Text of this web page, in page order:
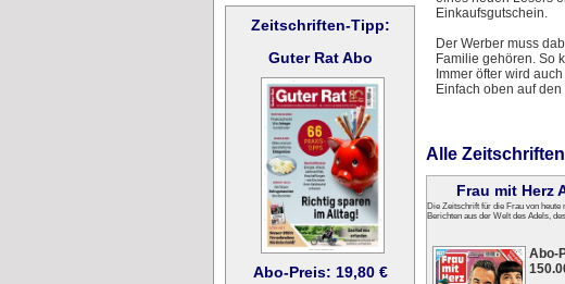
Zeitschriften-Tipp:
Guter Rat Abo
Abo-Preis: 19,80 €
Einkaufsgutschein.
Der Werber muss
Familie gehören. So
Immer öfter wird
Einfach oben auf
Alle
Frau mit Herz
Die Zeitschrift für die Frau von heute
Berichten aus der Welt des Adels,
Abo-